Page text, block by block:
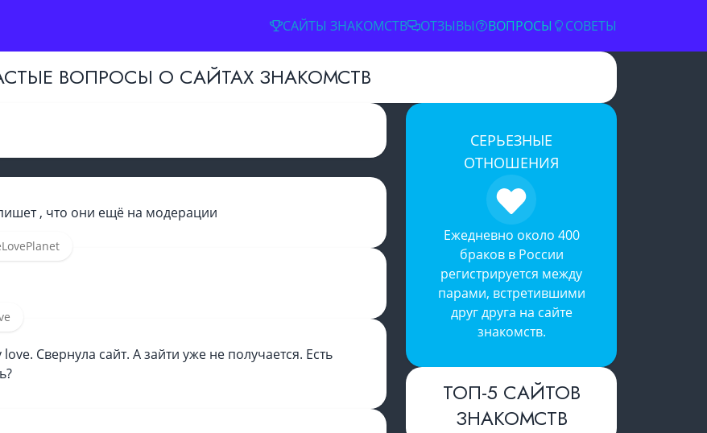
САЙТЫ ЗНАКОМСТВ ОТЗЫВЫ ВОПРОСЫ СОВЕТЫ
ВОПРОСЫ О САЙТАХ ЗНАКОМСТВ
, что они ещё на модерации
LovePlanet
Свернула сайт. А зайти уже не получается. Есть
СЕРЬЕЗНЫЕ
ОТНОШЕНИЯ
Ежедневно около 400
браков в России
регистрируется между
парами, встретившими
друг друга на сайте
знакомств.
ТОП-5 САЙТОВ
ЗНАКОМСТВ
обслуживанияи политикой
конфиденциальности